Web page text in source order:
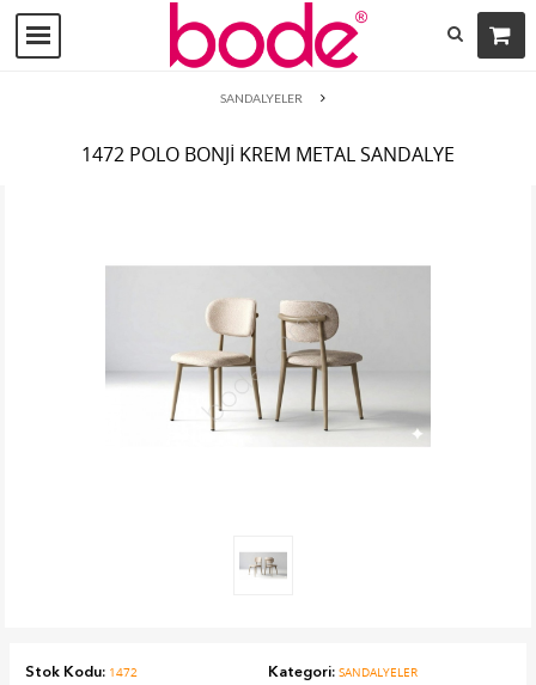
SANDALYELER
1472 POLO BONJİ KREM METAL SANDALYE
Stok Kodu: 1472 Kategori:SANDALYELER